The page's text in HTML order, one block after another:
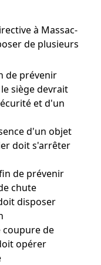
à Massac-
de plusieurs
de prévenir
siège devrait
et d'un
d'un objet
doit s'arrêter
de prévenir
chute
disposer
coupure de
opérer